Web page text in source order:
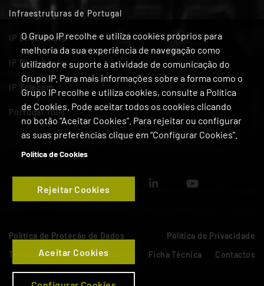
O Grupo IP recolhe e utiliza cookies próprios para
melhoria da sua experiência de navegação como
utilizador e suporte à atividade de comunicação do
Grupo IP. Para mais informações sobre a forma como o
Grupo IP recolhe e utiliza cookies, consulte a Política
de Cookies. Pode aceitar todos os cookies clicando
no botão “Aceitar Cookies”. Para rejeitar ou configurar
as suas preferências clique em “Configurar Cookies”.
Política de Cookies
Rejeitar Cookies
Aceitar Cookies
Infraestruturas de Portugal
IP Engenharia
IP Património
IP Telecom
Portugal Tolls
Política de Proteção de Dados
Política de Privacidade
Termos de Utilização
Cookies Ficha Técnica Contactos